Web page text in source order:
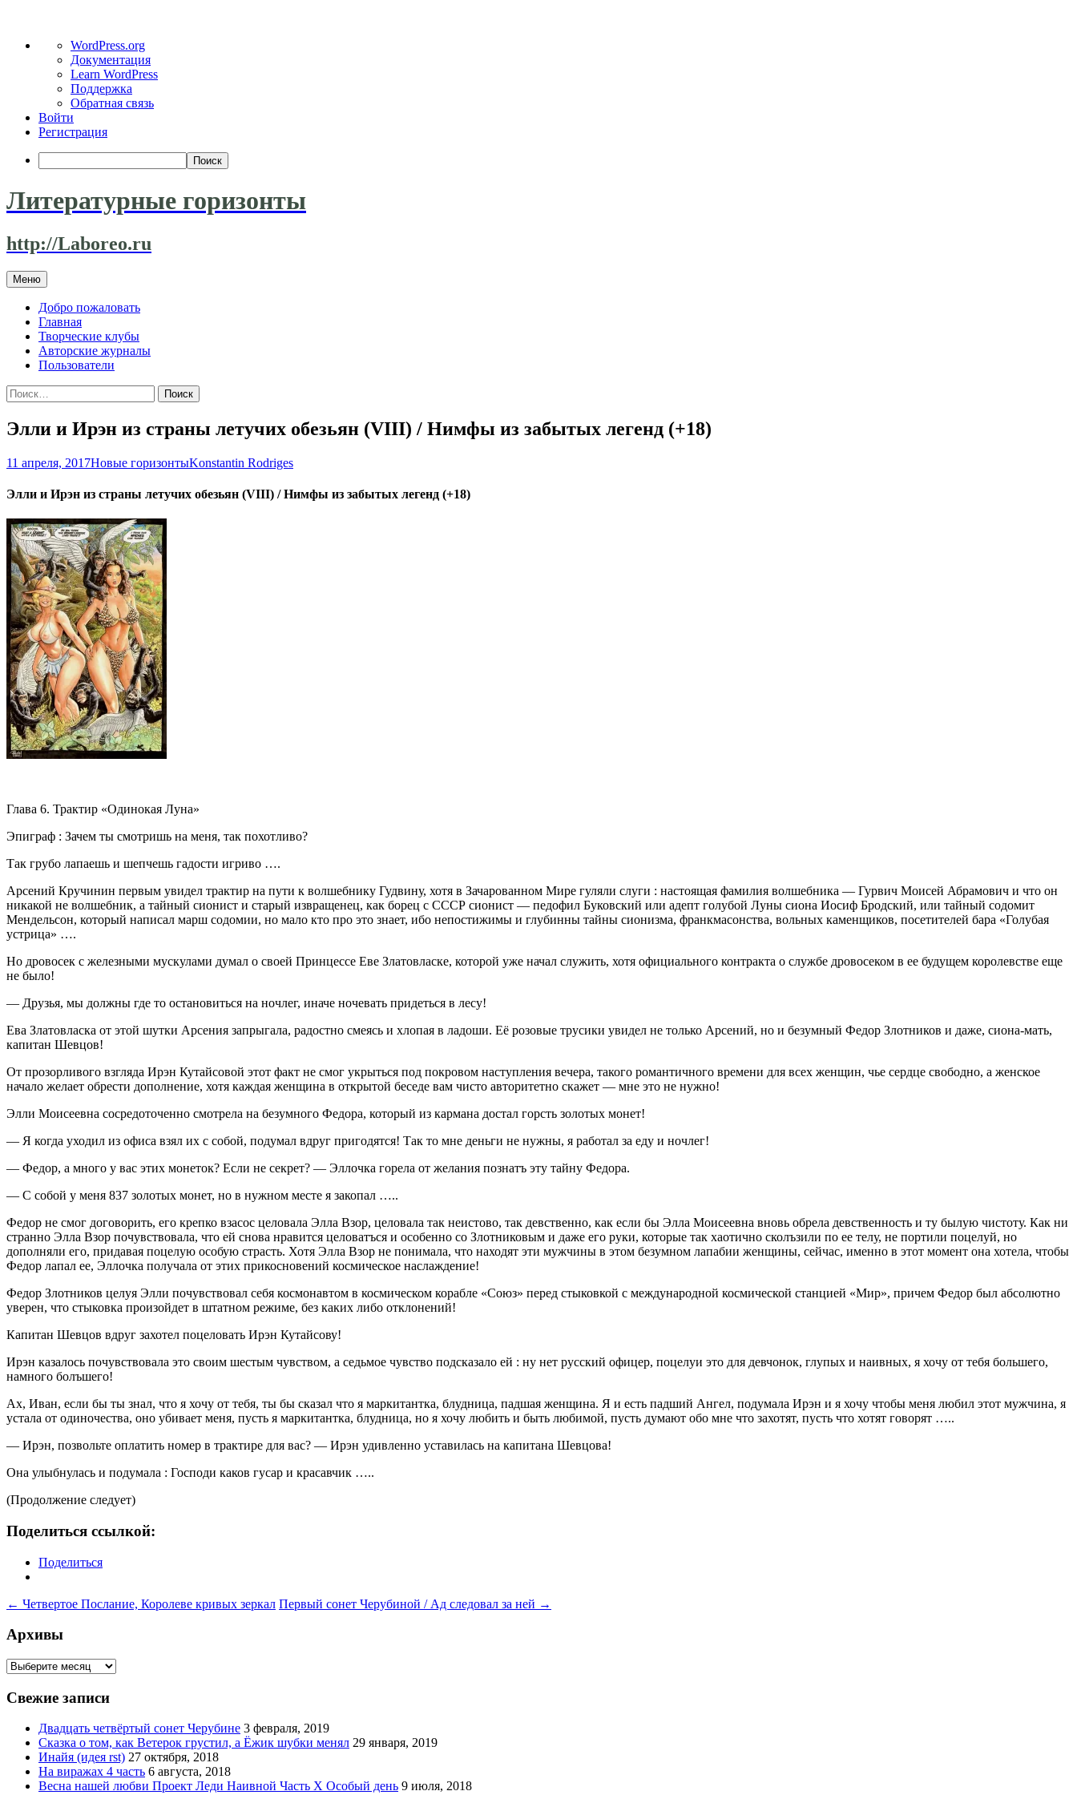
WordPress
WordPress.org
Документация
Learn WordPress
Поддержка
Обратная связь
Войти
Регистрация
Поиск
Литературные горизонты
http://Laboreo.ru
Меню Перейти
к
содержимому
Добро пожаловать
Главная
Творческие клубы
Авторские журналы
Пользователи
Найти:
Элли и Ирэн из страны летучих обезьян (VIII) / Нимфы из забытых легенд (+18)
11 апреля, 2017Новые горизонтыKonstantin Rodriges
Элли и Ирэн из страны летучих обезьян (VIII) / Нимфы из забытых легенд (+18)
Глава 6. Трактир «Одинокая Луна»
Эпиграф : Зачем ты смотришь на меня, так похотливо?
Так грубо лапаешь и шепчешь гадости игриво ….
Арсений Кручинин первым увидел трактир на пути к волшебнику Гудвину, хотя в Зачарованном Мире гуляли слуги : настоящая фамилия волшебника — Гурвич Моисей Абрамович и что он
никакой не волшебник, а тайный сионист и старый извращенец, как борец с СССР сионист — педофил Буковский или адепт голубой Луны сиона Иосиф Бродский, или тайный содомит
Мендельсон, который написал марш содомии, но мало кто про это знает, ибо непостижимы и глубинны тайны сионизма, франкмасонства, вольных каменщиков, посетителей бара «Голубая
устрица» ….
Но дровосек с железными мускулами думал о своей Принцессе Еве Златовласке, которой уже начал служить, хотя официального контракта о службе дровосеком в ее будущем королевстве еще
не было!
— Друзья, мы должны где то остановиться на ночлег, иначе ночевать придеться в лесу!
Ева Златовласка от этой шутки Арсения запрыгала, радостно смеясь и хлопая в ладоши. Её розовые трусики увидел не только Арсений, но и безумный Федор Злотников и даже, сиона-мать,
капитан Шевцов!
От прозорливого взгляда Ирэн Кутайсовой этот факт не смог укрыться под покровом наступления вечера, такого романтичного времени для всех женщин, чье сердце свободно, а женское
начало желает обрести дополнение, хотя каждая женщина в открытой беседе вам чисто авторитетно скажет — мне это не нужно!
Элли Моисеевна сосредоточенно смотрела на безумного Федора, который из кармана достал горсть золотых монет!
— Я когда уходил из офиса взял их с собой, подумал вдруг пригодятся! Так то мне деньги не нужны, я работал за еду и ночлег!
— Федор, а много у вас этих монеток? Если не секрет? — Эллочка горела от желания познатъ эту тайну Федора.
— С собой у меня 837 золотых монет, но в нужном месте я закопал …..
Федор не смог договорить, его крепко взасос целовала Элла Взор, целовала так неистово, так девственно, как если бы Элла Моисеевна вновь обрела девственность и ту былую чистоту. Как ни
странно Элла Взор почувствовала, что ей снова нравится целоватъся и особенно со Злотниковым и даже его руки, которые так хаотично сколъзили по ее телу, не портили поцелуй, но
дополняли его, придавая поцелую особую страсть. Хотя Элла Взор не понимала, что находят эти мужчины в этом безумном лапабии женщины, сейчас, именно в этот момент она хотела, чтобы
Федор лапал ее, Эллочка получала от этих прикосновений космическое наслаждение!
Федор Злотников целуя Элли почувствовал себя космонавтом в космическом корабле «Союз» перед стыковкой с международной космической станцией «Мир», причем Федор был абсолютно
уверен, что стыковка произойдет в штатном режиме, без каких либо отклонений!
Капитан Шевцов вдруг захотел поцеловать Ирэн Кутайсову!
Ирэн казалось почувствовала это своим шестым чувством, а седьмое чувство подсказало ей : ну нет русский офицер, поцелуи это для девчонок, глупых и наивных, я хочу от тебя большего,
намного болъшего!
Ах, Иван, если бы ты знал, что я хочу от тебя, ты бы сказал что я маркитантка, блудница, падшая женщина. Я и есть падший Ангел, подумала Ирэн и я хочу чтобы меня любил этот мужчина, я
устала от одиночества, оно убивает меня, пусть я маркитантка, блудница, но я хочу любить и быть любимой, пусть думают обо мне что захотят, пусть что хотят говорят …..
— Ирэн, позвольте оплатить номер в трактире для вас? — Ирэн удивленно уставилась на капитана Шевцова!
Она улыбнулась и подумала : Господи каков гусар и красавчик …..
(Продолжение следует)
Поделиться ссылкой:
Поделиться
Навигация
по
записям
← Четвертое Послание, Королеве кривых зеркал Первый сонет Черубиной / Ад следовал за ней →
Архивы
Архивы
Свежие записи
Двадцать четвёртый сонет Черубине 3 февраля, 2019
Сказка о том, как Ветерок грустил, а Ёжик шубки менял 29 января, 2019
Инайя (идея rst) 27 октября, 2018
На виражах 4 часть 6 августа, 2018
Весна нашей любви Проект Леди Наивной Часть Х Особый день 9 июля, 2018